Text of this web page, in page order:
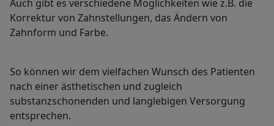
Auch gibt es verschiedene Möglichkeiten wie z.B. die
Korrektur von Zahnstellungen, das Ändern von
Zahnform und Farbe.
So können wir dem vielfachen Wunsch des Patienten
nach einer ästhetischen und zugleich
substanzschonenden und langlebigen Versorgung
entsprechen.